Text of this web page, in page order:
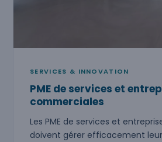
SERVICES & INNOVATION
PME de services et
commerciales
Les PME de services et
doivent gérer efficacement